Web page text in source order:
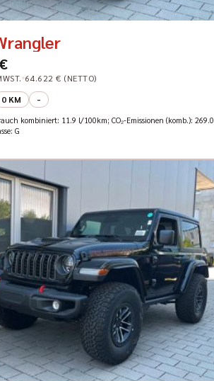
64.622 € (NETTO)
0 KM -
kombiniert: 11.9 l/100km; CO₂-Emissionen (komb.): 269.0
G